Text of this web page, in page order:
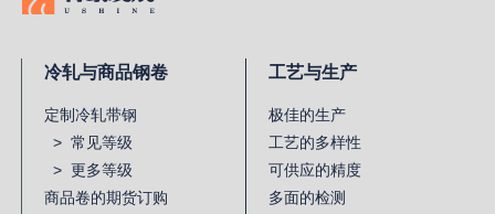
冷轧与商品钢卷
定制冷轧带钢
> 常见等级
> 更多等级
商品卷的期货订购
工艺与生产
极佳的生产
工艺的多样性
可供应的精度
多面的检测